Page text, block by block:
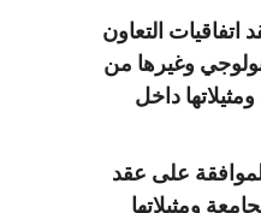
اتفاقيات التعاون
وغيرها من
داخل
على عقد
ومثيلاتها